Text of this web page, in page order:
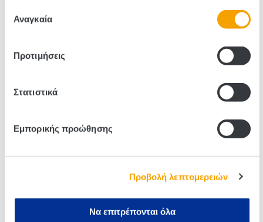
των υπηρεσιών τους.
συγκατάθεσης
Αναγκαία
Προτιμήσεις
Στατιστικά
Εμπορικής προώθησης
Προβολή λεπτομερειών
Να επιτρέπονται όλα